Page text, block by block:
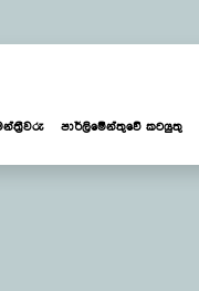
පාර්ලිමේන්තුවේ කටයුතු